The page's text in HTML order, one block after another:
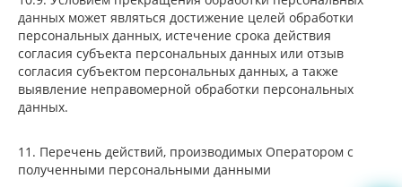
данных может являться достижение целей обработки
персональных данных, истечение срока действия
согласия субъекта персональных данных или отзыв
согласия субъектом персональных данных, а также
выявление неправомерной обработки персональных
данных.
11. Перечень действий, производимых Оператором с
полученными персональными данными